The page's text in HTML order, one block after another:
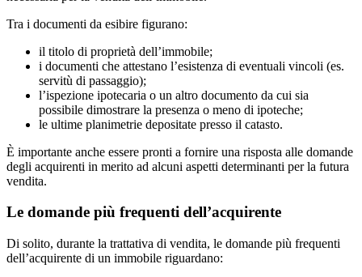
Tra i documenti da esibire figurano:
il titolo di proprietà dell’immobile;
i documenti che attestano l’esistenza di eventuali vincoli (es.
servitù di passaggio);
l’ispezione ipotecaria o un altro documento da cui sia
possibile dimostrare la presenza o meno di ipoteche;
le ultime planimetrie depositate presso il catasto.
È importante anche essere pronti a fornire una risposta alle domande
degli acquirenti in merito ad alcuni aspetti determinanti per la futura
vendita.
Le domande più frequenti dell’acquirente
Di solito, durante la trattativa di vendita, le domande più frequenti
dell’acquirente di un immobile riguardano: